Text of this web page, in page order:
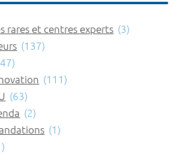
rares et centres experts (3)
(137)
(111)
(63)
(2)
(1)